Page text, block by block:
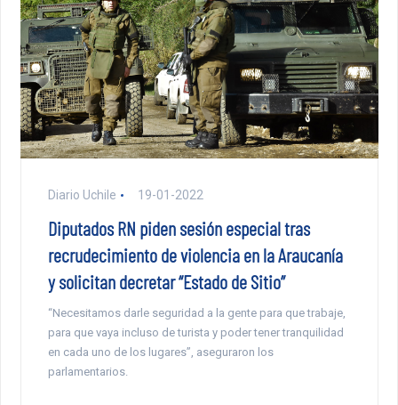
Diario Uchile 19-01-2022
Diputados RN piden sesión especial tras
recrudecimiento de violencia en la Araucanía
y solicitan decretar “Estado de Sitio”
“Necesitamos darle seguridad a la gente para que trabaje,
para que vaya incluso de turista y poder tener tranquilidad
en cada uno de los lugares”, aseguraron los
parlamentarios.